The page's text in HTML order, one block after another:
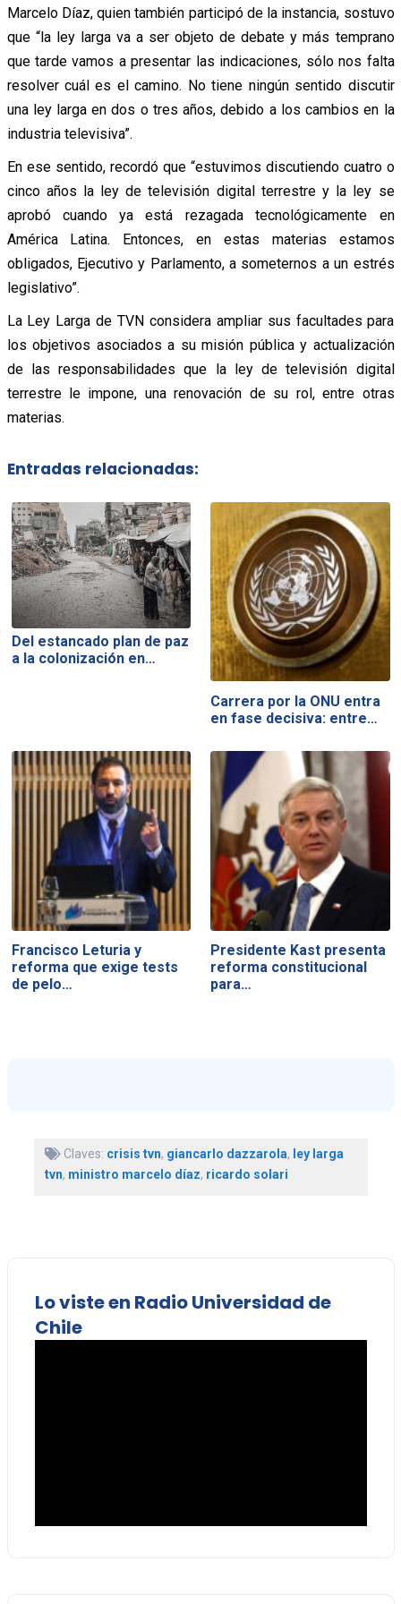
Marcelo Díaz, quien también participó de la instancia, sostuvo
que “la ley larga va a ser objeto de debate y más temprano
que tarde vamos a presentar las indicaciones, sólo nos falta
resolver cuál es el camino. No tiene ningún sentido discutir
una ley larga en dos o tres años, debido a los cambios en la
industria televisiva”.
En ese sentido, recordó que “estuvimos discutiendo cuatro o
cinco años la ley de televisión digital terrestre y la ley se
aprobó cuando ya está rezagada tecnológicamente en
América Latina. Entonces, en estas materias estamos
obligados, Ejecutivo y Parlamento, a someternos a un estrés
legislativo”.
La Ley Larga de TVN considera ampliar sus facultades para
los objetivos asociados a su misión pública y actualización
de las responsabilidades que la ley de televisión digital
terrestre le impone, una renovación de su rol, entre otras
materias.
Entradas relacionadas:
Del estancado plan de paz
a la colonización en…
Carrera por la ONU entra
en fase decisiva: entre…
Francisco Leturia y
reforma que exige tests
de pelo…
Presidente Kast presenta
reforma constitucional
para…
Claves: crisis tvn, giancarlo dazzarola, ley larga
tvn, ministro marcelo díaz, ricardo solari
Lo viste en Radio Universidad de
Chile